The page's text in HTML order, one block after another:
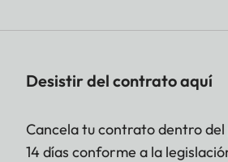
Desistir del contrato aquí
Cancela tu contrato dentro del
14 días conforme a la